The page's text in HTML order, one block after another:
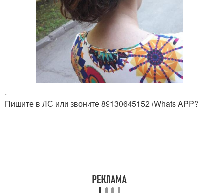
.
Пишите в ЛС или звоните 89130645152 (Whats APP?